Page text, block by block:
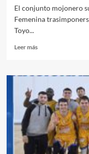
IBF
El conjunto mojonero
Femenina
Toyo...
Leer másLeer
Quinta
de
la
temporada
para
el
Senior
Nacional